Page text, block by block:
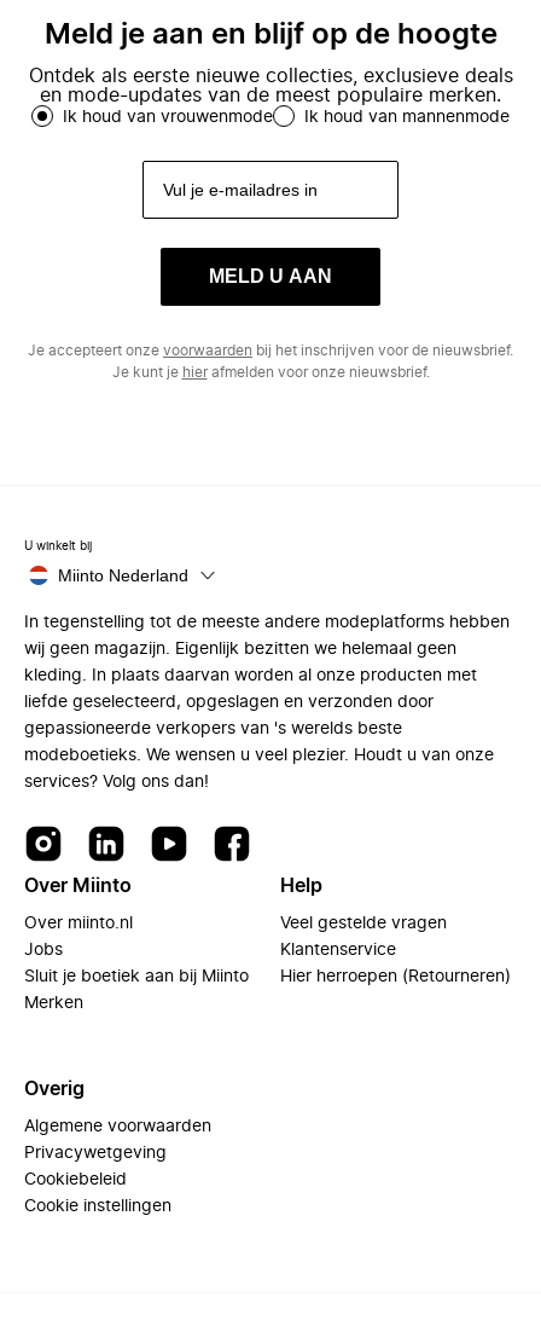
Meld je aan en blijf op de hoogte
Ontdek als eerste nieuwe collecties, exclusieve deals
en mode-updates van de meest populaire merken.
Ik houd van vrouwenmode Ik houd van mannenmode
MELD U AAN
Je accepteert onze voorwaarden bij het inschrijven voor de nieuwsbrief.
Je kunt je hierafmelden voor onze nieuwsbrief.
U winkelt bij
Miinto Nederland
In tegenstelling tot de meeste andere modeplatforms hebben
wij geen magazijn. Eigenlijk bezitten we helemaal geen
kleding. In plaats daarvan worden al onze producten met
liefde geselecteerd, opgeslagen en verzonden door
gepassioneerde verkopers van 's werelds beste
modeboetieks. We wensen u veel plezier. Houdt u van onze
services? Volg ons dan!
Over Miinto
Over miinto.nl
Jobs
Sluit je boetiek aan bij Miinto
Merken
Help
Veel gestelde vragen
Klantenservice
Hier herroepen (Retourneren)
Overig
Algemene voorwaarden
Privacywetgeving
Cookiebeleid
Cookie instellingen